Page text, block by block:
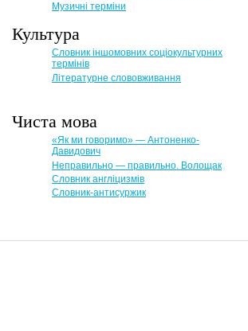
Музичні терміни
Культура
Словник іншомовних соціокультурних
термінів
Літературне слововживання
Чиста мова
«Як ми говоримо» — Антоненко-
Давидович
Неправильно — правильно. Волощак
Словник англіцизмів
Словник-антисуржик